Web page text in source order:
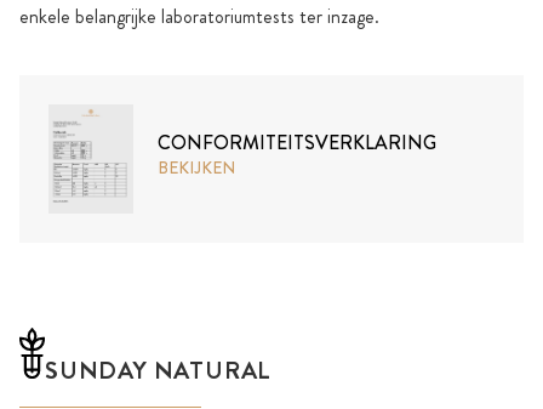
enkele belangrijke laboratoriumtests ter inzage.
CONFORMITEITSVERKLARING
BEKIJKEN
SUNDAY NATURAL